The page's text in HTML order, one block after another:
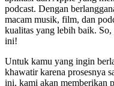
podcast. Dengan
macam musik, film, dan
kualitas yang lebih baik.
ini!
Untuk kamu yang ingin
khawatir karena prosesnya
ini, kami akan memberikan